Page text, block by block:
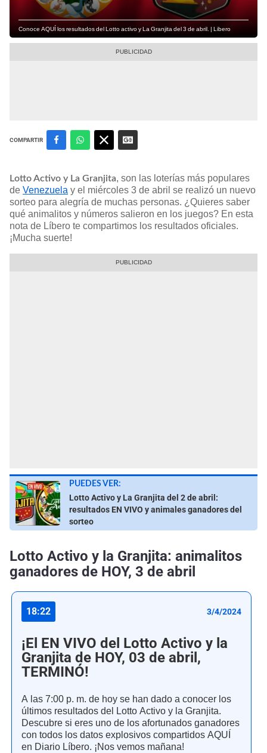
Conoce AQUÍ los resultados del Lotto activo y La Granjita del 3 de abril. | Libero
COMPARTIR
Lotto Activo y La Granjita, son las loterías más populares
de Venezuela y el miércoles 3 de abril se realizó un nuevo
sorteo para alegría de muchas personas. ¿Quieres saber
qué animalitos y números salieron en los juegos? En esta
nota de Líbero te compartimos los resultados oficiales.
¡Mucha suerte!
PUEDES VER:
Lotto Activo y La Granjita del 2 de abril:
resultados EN VIVO y animales ganadores del
sorteo
Lotto Activo y la Granjita: animalitos
ganadores de HOY, 3 de abril
18:22 3/4/2024
¡El EN VIVO del Lotto Activo y la
Granjita de HOY, 03 de abril,
TERMINÓ!
A las 7:00 p. m. de hoy se han dado a conocer los
últimos resultados del Lotto Activo y la Granjita.
Descubre si eres uno de los afortunados ganadores
con todos los datos explosivos compartidos AQUÍ
en Diario Líbero. ¡Nos vemos mañana!